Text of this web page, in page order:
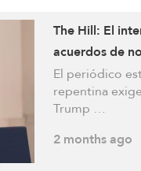
The Hill: El
acuerdos de
El periódico
repentina
Trump …
2 months ago